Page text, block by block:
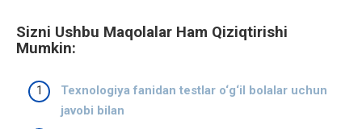
Sizni Ushbu Maqolalar Ham Qiziqtirishi
Mumkin:
Texnologiya fanidan testlar o‘g‘il bolalar uchun
javobi bilan